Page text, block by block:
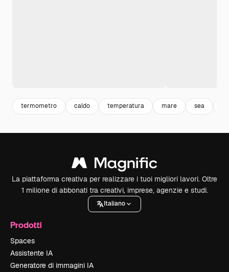
termometro caldo temperatura mare sea
La piattaforma creativa per realizzare i tuoi migliori lavori. Oltre
1 milione di abbonati tra creativi, imprese, agenzie e studi.
Italiano
Prodotti
Spaces
Assistente IA
Generatore di immagini IA